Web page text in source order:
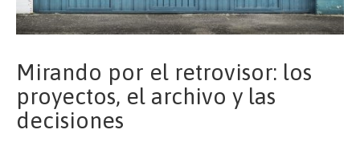
Mirando por el retrovisor: los
proyectos, el archivo y las
decisiones